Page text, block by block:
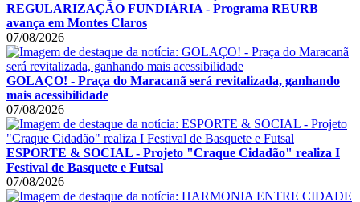
REGULARIZAÇÃO FUNDIÁRIA - Programa REURB
avança em Montes Claros
07/08/2026
GOLAÇO! - Praça do Maracanã será revitalizada, ganhando
mais acessibilidade
07/08/2026
ESPORTE & SOCIAL - Projeto "Craque Cidadão" realiza I
Festival de Basquete e Futsal
07/08/2026